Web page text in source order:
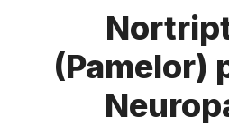
(Pamelor)